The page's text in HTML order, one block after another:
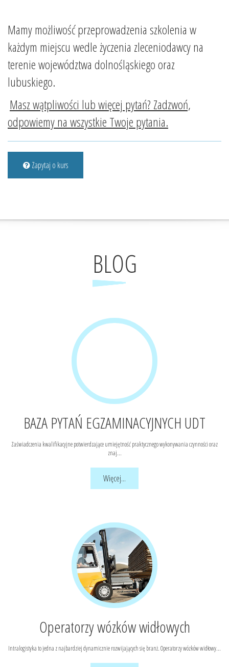
Mamy możliwość przeprowadzenia szkolenia w
każdym miejscu wedle życzenia zleceniodawcy na
terenie województwa dolnośląskiego oraz
lubuskiego.
Masz wątpliwości lub więcej pytań? Zadzwoń,
odpowiemy na wszystkie Twoje pytania.
Zapytaj o kurs
BLOG
BAZA PYTAŃ EGZAMINACYJNYCH UDT
Zaświadczenia kwalifikacyjne potwierdzające umiejętność praktycznego wykonywania czynności oraz
znaj...
Więcej...
Operatorzy wózków widłowych
Intralogistyka to jedna z najbardziej dynamicznie rozwijających się branż. Operatorzy wózków widłowy...